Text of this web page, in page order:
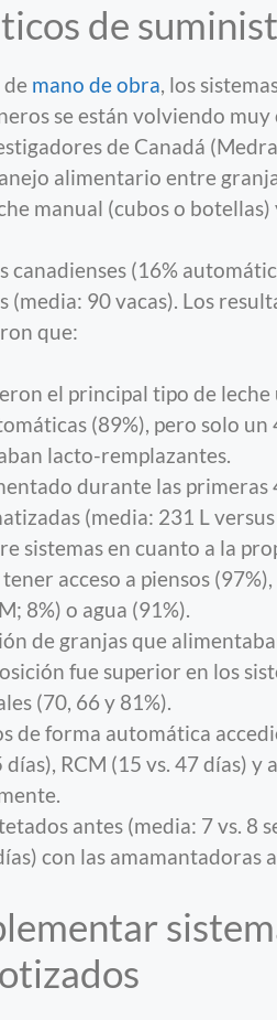
de
mano de obra, los
se están volviendo muy
de Canadá
alimentario entre
manual (cubos o
(16%
90 vacas). Los
que:
el principal tipo de
(89%), pero solo un
lacto-remplazantes.
durante las primeras
(media: 231 L versus
sistemas en cuanto a la
acceso a piensos
8%) o agua (91%).
de granjas que
fue superior en los
(70, 66 y 81%).
de forma automática
RCM (15 vs. 47 días) y
antes (media: 7 vs. 8
con las amamantadoras